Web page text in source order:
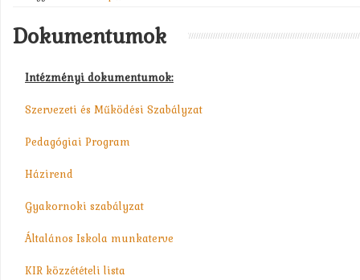
Dokumentumok
Intézményi dokumentumok:
Szervezeti és Működési Szabályzat
Pedagógiai Program
Házirend
Gyakornoki szabályzat
Általános Iskola munkaterve
KIR közzétételi lista